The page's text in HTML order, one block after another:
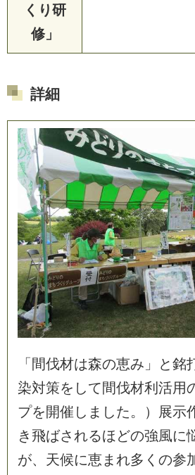
くり研
修」
詳細
「 間伐材は森の恵み 」 と銘
染対策を して間伐材利 活用
プを開催 し ま した。 ） 展示
き 飛ばさ れるほ どの強風に
が、 天候に恵ま れ多 く の参